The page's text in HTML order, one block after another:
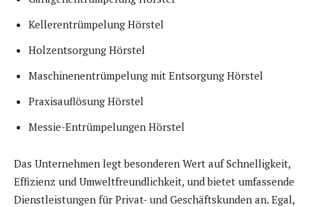
Kellerentrümpelung Hörstel
Holzentsorgung Hörstel
Maschinenentrümpelung mit Entsorgung Hörstel
Praxisauflösung Hörstel
Messie-Entrümpelungen Hörstel
Das Unternehmen legt besonderen Wert auf Schnelligkeit,
Effizienz und Umweltfreundlichkeit, und bietet umfassende
Dienstleistungen für Privat- und Geschäftskunden an. Egal,